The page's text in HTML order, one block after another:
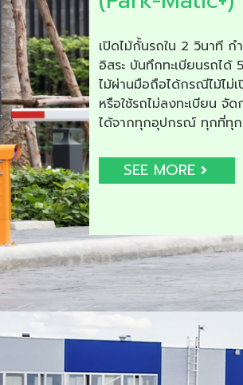
เปิดไม้กั้นรถใน 2 วินาที
อิสระ บันทึกทะเบียนรถได้
ไม้ผ่านมือถือได้กรณีไม้ไม่
หรือใช้รถไม่ลงทะเบียน จั
ได้จากทุกอุปกรณ์ ทุกที่ทุก
SEE MORE